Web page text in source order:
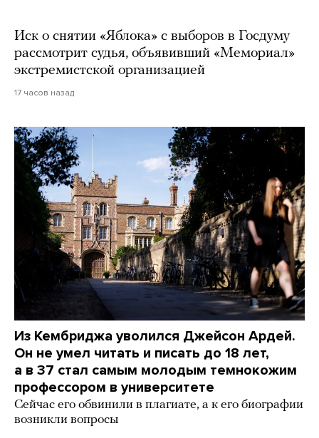
Иск о снятии «Яблока» с выборов в Госдуму
рассмотрит судья, объявивший «Мемориал»
экстремистской организацией
17 часов назад
Из Кембриджа уволился Джейсон Ардей.
Он не умел читать и писать до 18 лет,
а в 37 стал самым молодым темнокожим
профессором в университете
Сейчас его обвинили в плагиате, а к его биографии
возникли вопросы